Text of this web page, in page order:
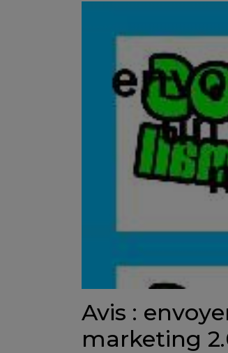
Avis :
marketing